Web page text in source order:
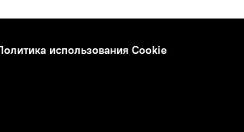
использования Cookie